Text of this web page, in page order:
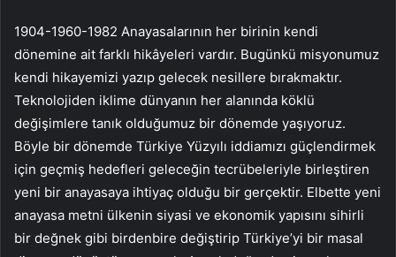
1904-1960-1982 Anayasalarının her birinin kendi
dönemine ait farklı hikâyeleri vardır. Bugünkü misyonumuz
kendi hikayemizi yazıp gelecek nesillere bırakmaktır.
Teknolojiden iklime dünyanın her alanında köklü
değişimlere tanık olduğumuz bir dönemde yaşıyoruz.
Böyle bir dönemde Türkiye Yüzyılı iddiamızı güçlendirmek
için geçmiş hedefleri geleceğin tecrübeleriyle birleştiren
yeni bir anayasaya ihtiyaç olduğu bir gerçektir. Elbette yeni
anayasa metni ülkenin siyasi ve ekonomik yapısını sihirli
bir değnek gibi birdenbire değiştirip Türkiye’yi bir masal